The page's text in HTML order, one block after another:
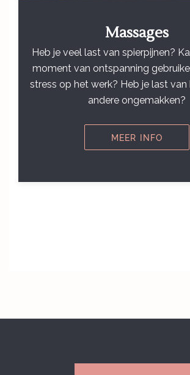
Massages
Heb je veel last van spierpijnen?
moment van ontspanning
stress op het werk? Heb je last
andere ongemakken?
MEER INFO